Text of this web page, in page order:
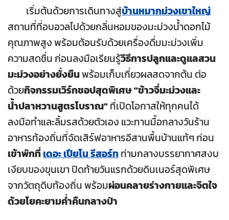
เริ่มต้นด้วยการเดินทางสู่บ้านหมากม่วงเขาใหญ่
สถานที่ที่อบอวลไปด้วยกลิ่นหอมของมะม่วงน้ำดอกไม้
คุณภาพสูง พร้อมต้อนรับด้วยเครื่องดื่มมะม่วงเพิ่ม
ความสดชื่น ก่อนลงมือเรียนรู้วิธีการปลูกและดูแลสวน
มะม่วงอย่างยั่งยืนพร้อมเก็บเกี่ยวผลสดจากต้น ต่อ
ด้วยกิจกรรมเวิร์กชอปสุดพิเศษ "ข้าวจี่มะม่วงและ
น้ำปลาหวานสูตรโบราณ"ที่เปิดโอกาสให้ทุกคนได้
ลงมือทำและลิ้มรสด้วยตัวเอง แวะทานมื้อกลางวันร้าน
อาหารท้องถิ่นที่จัดเสิร์ฟอาหารอีสานพื้นบ้านแท้ๆ ก่อน
เข้าพักที่เดอะ เปียโน รีสอร์ทท่ามกลางบรรยากาศสงบ
เงียบของขุนเขา ปิดท้ายวันแรกด้วยดินเนอร์สุดพิเศษ
จากวัตถุดิบท้องถิ่น พร้อมผ่อนคลายร่างกายและจิตใจ
ด้วยโยคะยามค่ำคืนกลางป่า